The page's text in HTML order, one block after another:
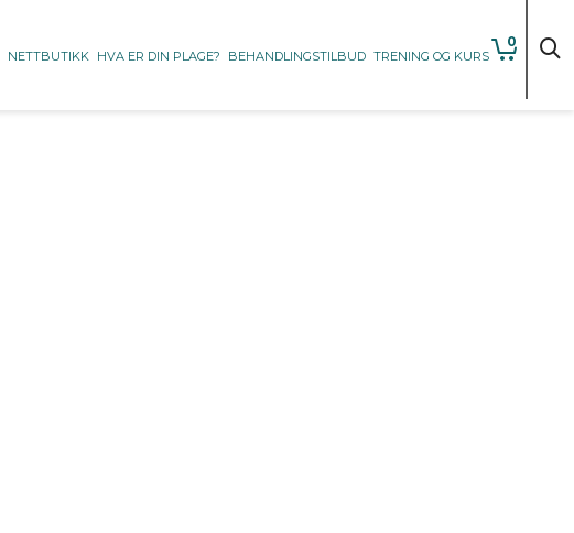
0
NETTBUTIKK HVA ER DIN PLAGE? BEHANDLINGSTILBUD TRENING OG KURS